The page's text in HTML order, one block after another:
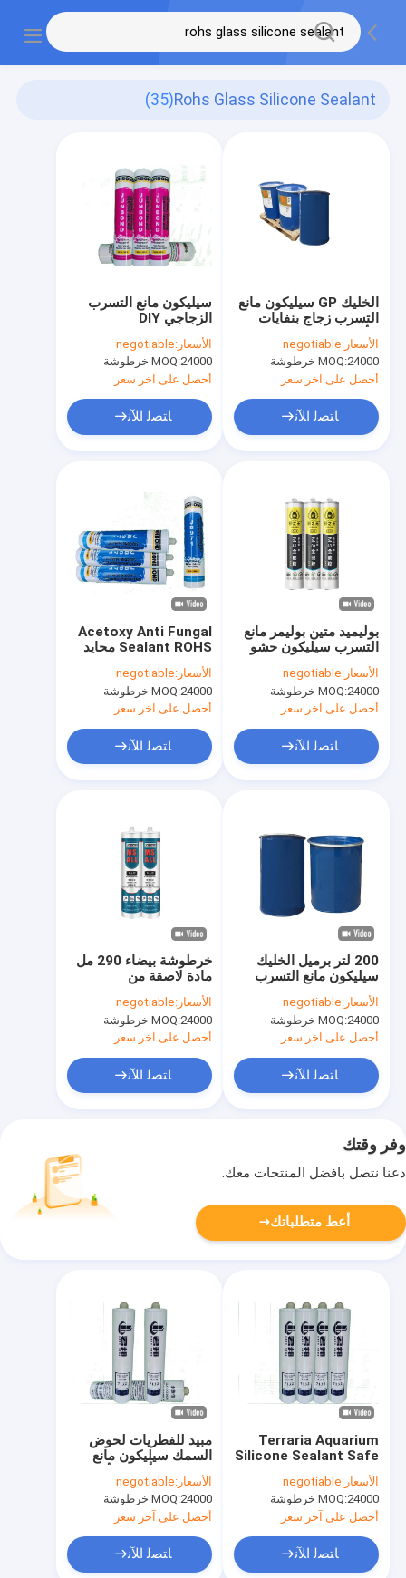
Rohs Glass Silicone Sealant
(35)
سيليكون مانع التسرب
الزجاجي DIY
الأسعار:negotiable
MOQ:24000 خرطوشة
أحصل على آخر سعر
ﺎﺘﺼﻟ ﺍﻶﻧ
الخليك GP سيليكون مانع
التسرب زجاج بنفايات
للأغراض العامة
الأسعار:negotiable
MOQ:24000 خرطوشة
أحصل على آخر سعر
ﺎﺘﺼﻟ ﺍﻶﻧ
Acetoxy Anti Fungal
Sealant ROHS محايد
سيليكون مانع التسرب
الأسعار:negotiable
MOQ:24000 خرطوشة
أحصل على آخر سعر
ﺎﺘﺼﻟ ﺍﻶﻧ
بوليميد متين بوليمر مانع
التسرب سيليكون حشو
بنفايات
الأسعار:negotiable
MOQ:24000 خرطوشة
أحصل على آخر سعر
ﺎﺘﺼﻟ ﺍﻶﻧ
خرطوشة بيضاء 290 مل
مادة لاصقة من
السيليكون المعدلة
بنفايات
الأسعار:negotiable
MOQ:24000 خرطوشة
أحصل على آخر سعر
ﺎﺘﺼﻟ ﺍﻶﻧ
200 لتر برميل الخليك
سيليكون مانع التسرب
سيليكون مانع التسرب
الأسعار:negotiable
MOQ:24000 خرطوشة
أحصل على آخر سعر
ﺎﺘﺼﻟ ﺍﻶﻧ
وفر وقتك
دعنا نتصل بأفضل المنتجات معك.
أعط متطلباتك
مبيد للفطريات لحوض
السمك سيليكون مانع
مانع التسرب
الأسعار:negotiable
MOQ:24000 خرطوشة
أحصل على آخر سعر
ﺎﺘﺼﻟ ﺍﻶﻧ
Terraria Aquarium
Silicone Sealant Safe
زجاجي كامل
الأسعار:negotiable
MOQ:24000 خرطوشة
أحصل على آخر سعر
ﺎﺘﺼﻟ ﺍﻶﻧ